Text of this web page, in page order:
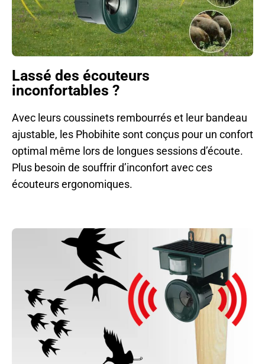
Lassé des écouteurs
inconfortables ?
Avec leurs coussinets rembourrés et leur bandeau
ajustable, les Phobihite sont conçus pour un confort
optimal même lors de longues sessions d’écoute.
Plus besoin de souffrir d’inconfort avec ces
écouteurs ergonomiques.